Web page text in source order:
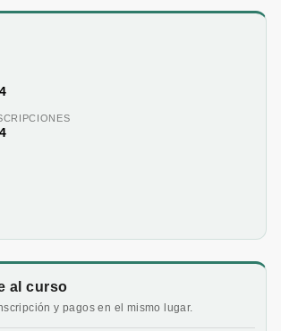
al curso
y pagos en el mismo lugar.